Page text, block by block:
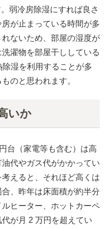
弱冷房除湿にすれば良さ
が止まっている時間が多
ないため、部屋の湿度が
濯物を部屋干ししている
湿を利用することが多
のと思われます。
いか
台（家電等も含む）は高
代やガス代がかかってい
えると、それほど高くは
、昨年は床面積が約半分
ヒーター、ホットカーペ
が月 2 万円を超えてい